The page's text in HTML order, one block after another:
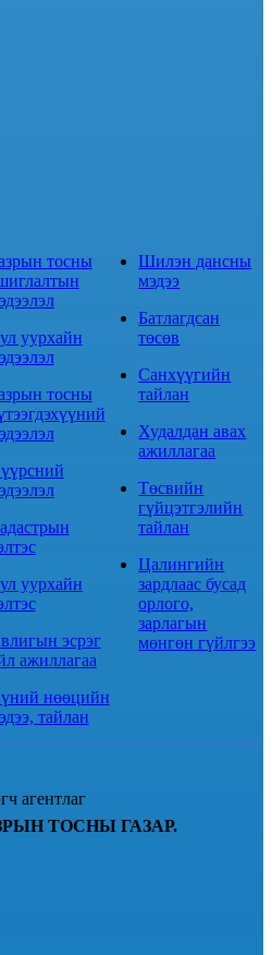
тосны
уурхайн
тосны
уурхайн
эсрэг
ажиллагаа
нөөцийн
тайлан
Шилэн дансны
мэдээ
Батлагдсан
төсөв
Санхүүгийн
тайлан
Худалдан авах
ажиллагаа
Төсвийн
гүйцэтгэлийн
тайлан
Цалингийн
зардлаас бусад
орлого,
зарлагын
мөнгөн гүйлгээ
агентлаг
ТОСНЫ ГАЗАР.